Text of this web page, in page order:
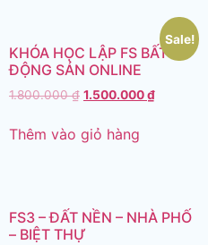
Sale!
KHÓA HỌC LẬP FS BẤT
ĐỘNG SẢN ONLINE
1.800.000₫ 1.500.000₫
Thêm vào giỏ hàng
FS3 – ĐẤT NỀN – NHÀ PHỐ
– BIỆT THỰ